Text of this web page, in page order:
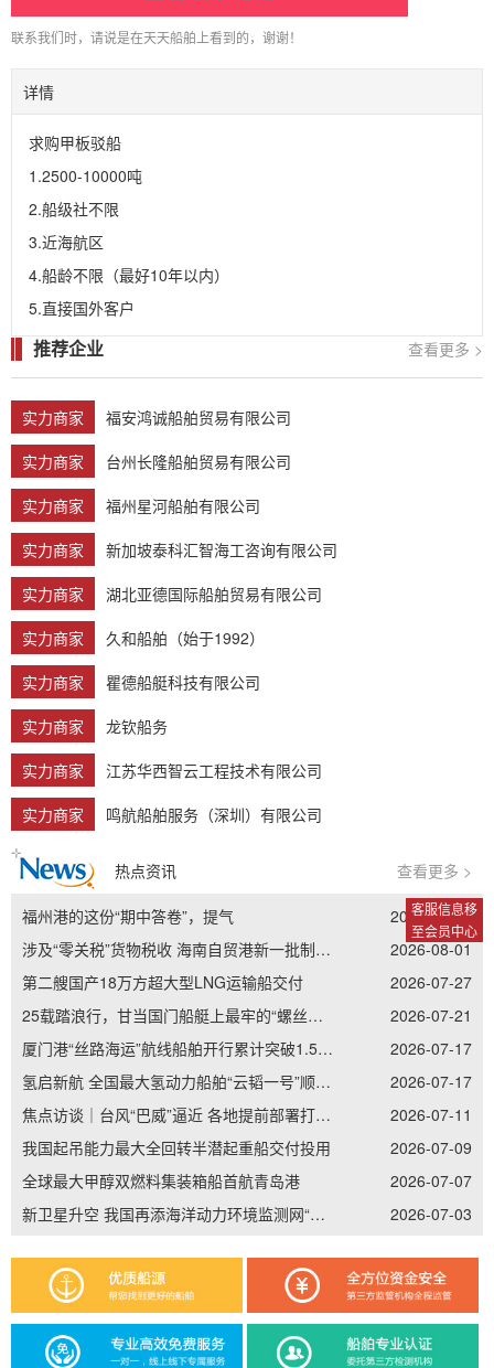
客服信息移
至会员中心
联系我们时，请说是在天天船舶上看到的，谢谢！
详情
求购甲板驳船
1.2500-10000吨
2.船级社不限
3.近海航区
4.船龄不限（最好10年以内）
5.直接国外客户
推荐企业 查看更多 >
实力商家
福安鸿诚船舶贸易有限公司
实力商家
台州长隆船舶贸易有限公司
实力商家
福州星河船舶有限公司
实力商家
新加坡泰科汇智海工咨询有限公司
实力商家
湖北亚德国际船舶贸易有限公司
实力商家
久和船舶（始于1992）
实力商家
瞿德船艇科技有限公司
实力商家
龙钦船务
实力商家
江苏华西智云工程技术有限公司
实力商家
鸣航船舶服务（深圳）有限公司
热点资讯 查看更多 >
福州港的这份“期中答卷”，提气
2026-08-03
涉及“零关税”货物税收 海南自贸港新一批制度集成创新案例发布
2026-08-01
第二艘国产18万方超大型LNG运输船交付
2026-07-27
25载踏浪行，甘当国门船艇上最牢的“螺丝钉”——记南通边检老兵李加立的“硬核”坚守
2026-07-21
厦门港“丝路海运”航线船舶开行累计突破1.5万艘次
2026-07-17
氢启新航 全国最大氢动力船舶“云韬一号”顺利吉水
2026-07-17
焦点访谈｜台风“巴威”逼近 各地提前部署打好防御主动仗
2026-07-11
我国起吊能力最大全回转半潜起重船交付投用
2026-07-09
全球最大甲醇双燃料集装箱船首航青岛港
2026-07-07
新卫星升空 我国再添海洋动力环境监测网“天眼”
2026-07-03